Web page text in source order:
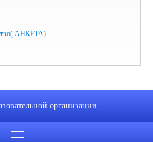
АНКЕТА)
организации